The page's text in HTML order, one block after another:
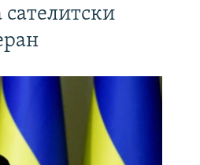
сателитски